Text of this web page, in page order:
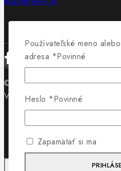
© 2026 Obuv Lewis -
VytvoriloByteminds
Používateľské meno
adresa *Povinné
Heslo *Povinné
Zapamätať si ma